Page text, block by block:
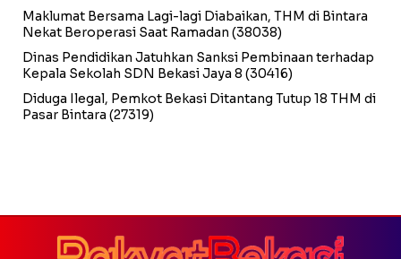
Maklumat Bersama Lagi-lagi Diabaikan, THM di Bintara
Nekat Beroperasi Saat Ramadan (38038)
Dinas Pendidikan Jatuhkan Sanksi Pembinaan terhadap
Kepala Sekolah SDN Bekasi Jaya 8 (30416)
Diduga Ilegal, Pemkot Bekasi Ditantang Tutup 18 THM di
Pasar Bintara (27319)